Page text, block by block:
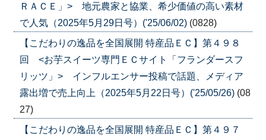
ＲＡＣＥ」> 地元農家と協業、希少価値の高い素材
で人気（2025年5月29日号）('25/06/02) (0828)
【こだわりの逸品を全国展開 特産品ＥＣ】第４９８
回 <お芋スイーツ専門ＥＣサイト「フランダースフ
リッツ」> インフルエンサー投稿で話題、メディア
露出増で売上向上（2025年5月22日号）('25/05/26) (08
27)
【こだわりの逸品を全国展開 特産品ＥＣ】第４９７